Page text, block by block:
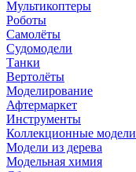
Мультикоптеры
Роботы
Самолёты
Судомодели
Танки
Вертолёты
Моделирование
Афтермаркет
Инструменты
Коллекционные модели
Модели из дерева
Модельная химия